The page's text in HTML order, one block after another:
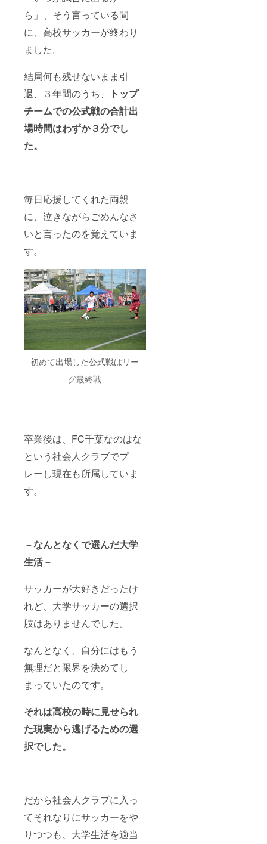
ら」、そう言っている間
に、高校サッカーが終わり
ました。
結局何も残せないまま引
退、３年間のうち、
トップ
チームでの公式戦の合計出
場時間はわずか３分でし
た。
毎日応援してくれた両親
に、泣きながらごめんなさ
いと言ったのを覚えていま
す。
初めて出場した公式戦はリー
グ最終戦
卒業後は、FC千葉なのはな
という社会人クラブでプ
レーし現在も所属していま
す。
－なんとなくで選んだ大学
生活－
サッカーが大好きだったけ
れど、大学サッカーの選択
肢はありませんでした。
なんとなく、自分にはもう
無理だと限界を決めてし
まっていたのです。
それは高校の時に見せられ
た現実から逃げるための選
択でした。
だから社会人クラブに入っ
てそれなりにサッカーをや
りつつも、大学生活を適当